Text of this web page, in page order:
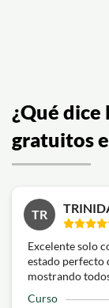
¿Qué dice
gratuitos
TR
Excelente solo
estado perfecto
mostrando
Curso